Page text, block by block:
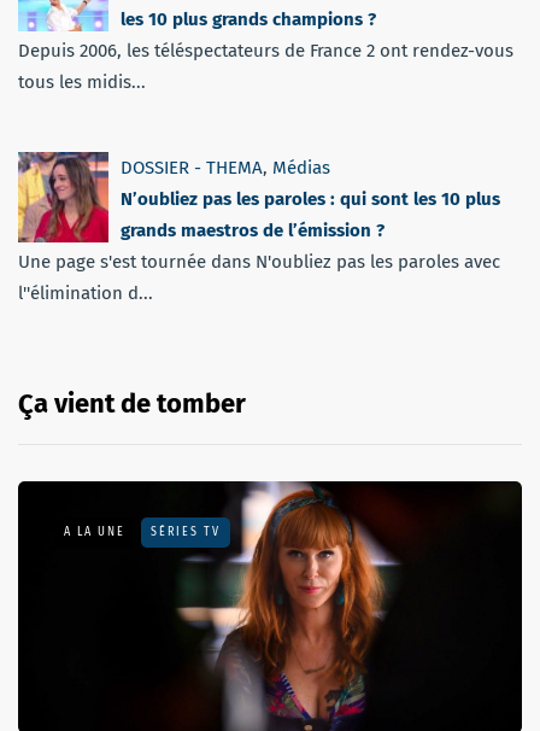
les 10 plus grands champions ?
Depuis 2006, les téléspectateurs de France 2 ont rendez-vous
tous les midis...
DOSSIER - THEMA, Médias
N’oubliez pas les paroles : qui sont les 10 plus
grands maestros de l’émission ?
Une page s'est tournée dans N'oubliez pas les paroles avec
l''élimination d...
Ça vient de tomber
A LA UNE SÉRIES TV